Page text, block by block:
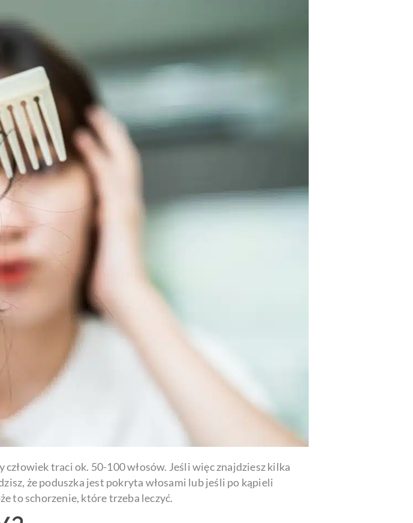
traci ok. 50-100 włosów. Jeśli więc znajdziesz kilka
że poduszka jest pokryta włosami lub jeśli po kąpieli
to schorzenie, które trzeba leczyć.